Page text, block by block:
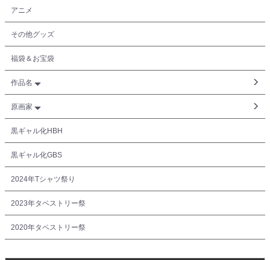
アニメ
その他グッズ
福袋＆お宝袋
作品名
原画家
黒ギャル化HBH
黒ギャル化GBS
2024年Tシャツ祭り
2023年タペストリー祭
2020年タペストリー祭